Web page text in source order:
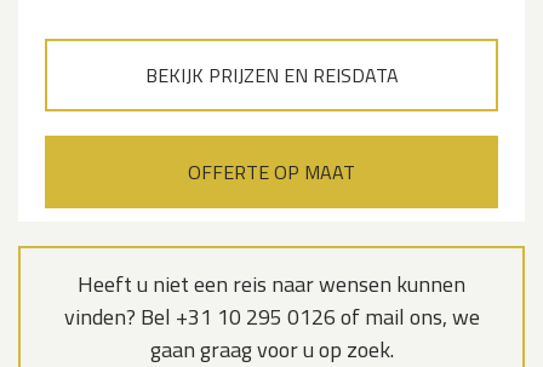
BEKIJK PRIJZEN EN REISDATA
OFFERTE OP MAAT
Heeft u niet een reis naar wensen kunnen
vinden? Bel +31 10 295 0126 of mail ons, we
gaan graag voor u op zoek.